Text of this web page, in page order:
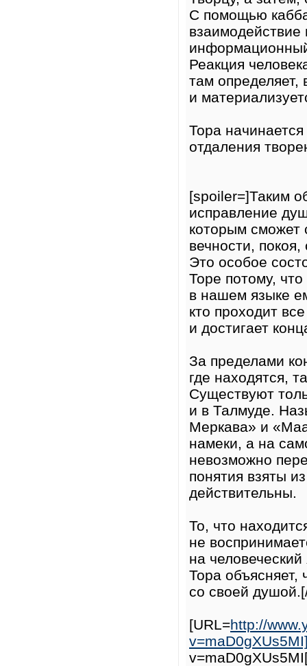
С помощью
Реакция
там
и
Тора
отдаления
[spoiler=]Таким
исправление
которым сможет
вечности,
Это особое
Торе потому,
в нашем языке
кто проходит
и достигает
За пределами
где находятся,
Существуют
и в Талмуде.
Меркава» и
намеки, а на
невозможно
понятия взяты
действительны.
То, что
не
на
Тора объясняет,
со своей
[URL=http://